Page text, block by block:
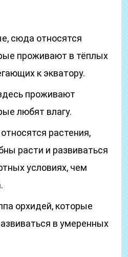
сюда относятся
проживают в тёплых
к экватору.
проживают
любят влагу.
растения,
расти и развиваться
условиях, чем
орхидей, которые
в умеренных